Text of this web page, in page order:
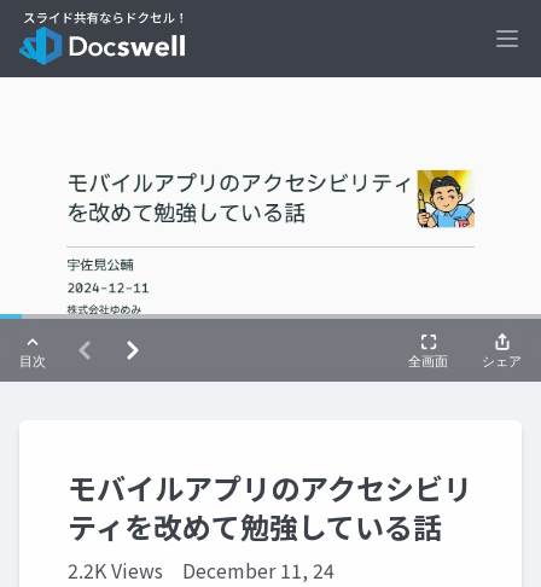
モバイルアプリのアクセシビリ
ティを改めて勉強している話
2.2K Views December 11, 24